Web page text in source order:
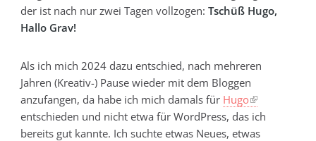
der ist nach nur zwei Tagen vollzogen:Tschüß Hugo,
Hallo Grav!
Als ich mich 2024 dazu entschied, nach mehreren
Jahren (Kreativ-) Pause wieder mit dem Bloggen
anzufangen, da habe ich mich damals für Hugo
entschieden und nicht etwa für WordPress, das ich
bereits gut kannte. Ich suchte etwas Neues, etwas